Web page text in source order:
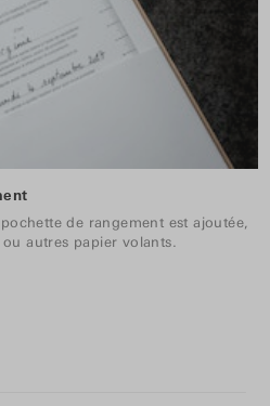
de rangement est ajoutée,
autres papier volants.